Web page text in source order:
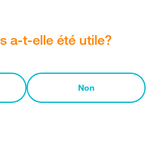
a-t-elle été utile?
Non